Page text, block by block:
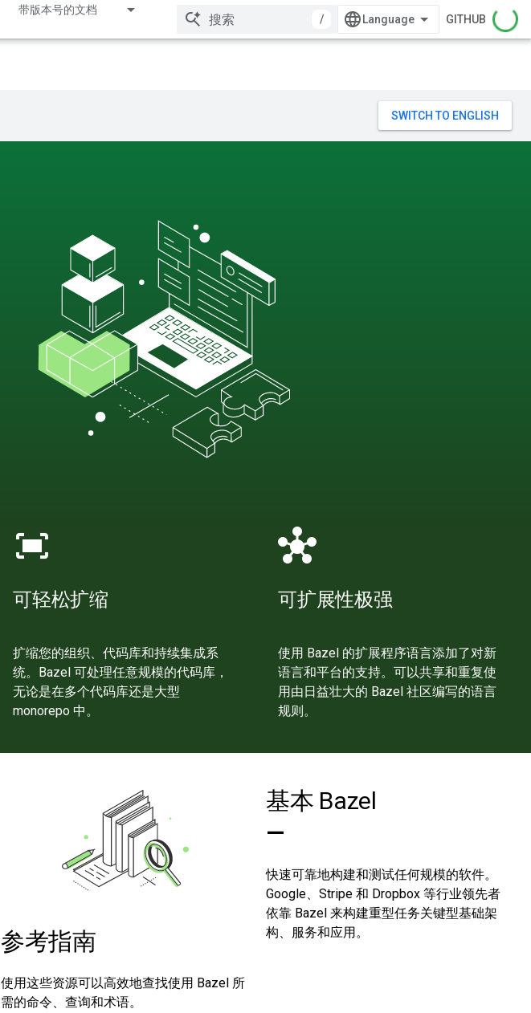
带版本号的文档
/ GITHUB
fit_screen
可轻松扩缩
扩缩您的组织、代码库和持续集成系
统。Bazel 可处理任意规模的代码库，
无论是在多个代码库还是大型
monorepo 中。
hub
可扩展性极强
使用 Bazel 的扩展程序语言添加了对新
语言和平台的支持。可以共享和重复使
用由日益壮大的 Bazel 社区编写的语言
规则。
参考指南
使用这些资源可以高效地查找使用 Bazel 所
需的命令、查询和术语。
基本 Bazel
—
快速可靠地构建和测试任何规模的软件。
Google、Stripe 和 Dropbox 等行业领先者
依靠 Bazel 来构建重型任务关键型基础架
构、服务和应用。